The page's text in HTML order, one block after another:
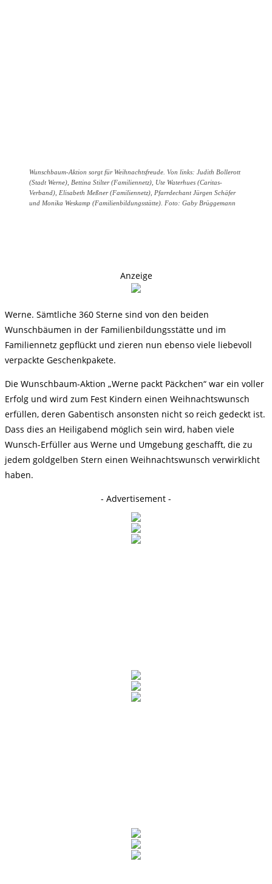
Wunschbaum-Aktion sorgt für Weihnachtsfreude. Von links: Judith Bollerott
(Stadt Werne), Bettina Stilter (Familiennetz), Ute Waterhues (Caritas-
Verband), Elisabeth Meßner (Familiennetz), Pfarrdechant Jürgen Schäfer
und Monika Weskamp (Familienbildungsstätte). Foto: Gaby Brüggemann
Anzeige
Werne. Sämtliche 360 Sterne sind von den beiden
Wunschbäumen in der Familienbildungsstätte und im
Familiennetz gepflückt und zieren nun ebenso viele liebevoll
verpackte Geschenkpakete.
Die Wunschbaum-Aktion „Werne packt Päckchen“ war ein voller
Erfolg und wird zum Fest Kindern einen Weihnachtswunsch
erfüllen, deren Gabentisch ansonsten nicht so reich gedeckt ist.
Dass dies an Heiligabend möglich sein wird, haben viele
Wunsch-Erfüller aus Werne und Umgebung geschafft, die zu
jedem goldgelben Stern einen Weihnachtswunsch verwirklicht
haben.
- Advertisement -